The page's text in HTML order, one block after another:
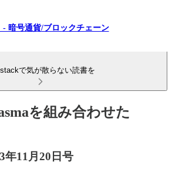
- 暗号通貨/ブロックチェーン
で気が散らない読書を
を組み合わせた
年11月20日号